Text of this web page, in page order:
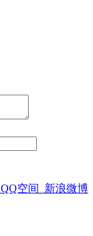
QQ空间 新浪微博